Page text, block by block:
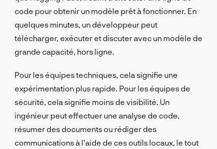
code pour obtenir un modèle prêt à fonctionner. En
quelques minutes, un développeur peut
télécharger, exécuter et discuter avec un modèle de
grande capacité, hors ligne.
Pour les équipes techniques, cela signifie une
expérimentation plus rapide. Pour les équipes de
sécurité, cela signifie moins de visibilité. Un
ingénieur peut effectuer une analyse de code,
résumer des documents ou rédiger des
communications à l’aide de ces outils locaux, le tout